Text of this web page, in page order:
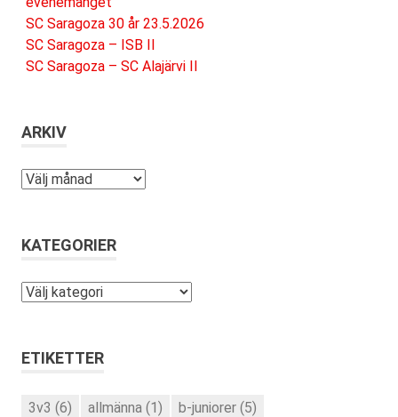
SC Saragoza 30 år 23.5.2026
SC Saragoza – ISB II
SC Saragoza – SC Alajärvi II
ARKIV
Arkiv
KATEGORIER
Kategorier
ETIKETTER
3v3 (6) allmänna (1) b-juniorer (5)